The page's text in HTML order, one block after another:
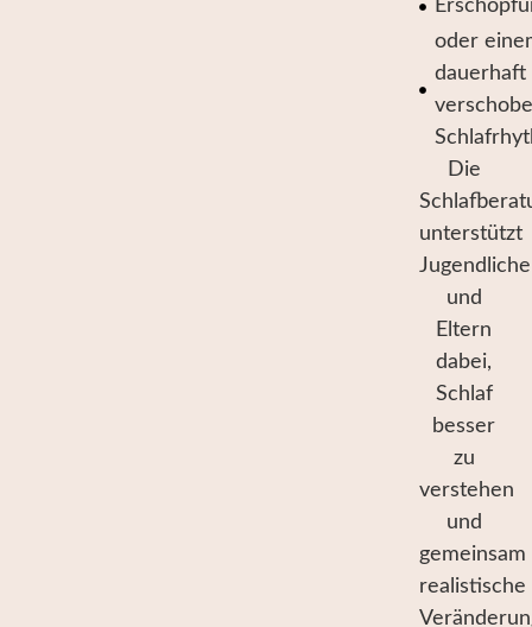
oder
dauerhaft
Die
unterstützt
Jugendliche
und
Eltern
dabei,
Schlaf
besser
zu
verstehen
und
gemeinsam
realistische